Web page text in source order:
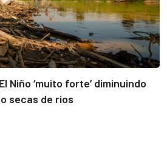
Niño ‘muito forte’ diminuindo
secas de rios